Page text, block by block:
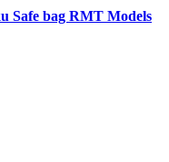
Safe bag RMT Models